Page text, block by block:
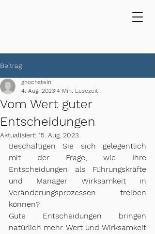
Beitrag
Vom Wert guter
Entscheidungen
ghochstein
4. Aug. 2023 4 Min. Lesezeit
Aktualisiert: 15. Aug. 2023
Beschäftigen Sie sich gelegentlich
mit der Frage, wie Ihre
Entscheidungen als Führungskräfte
und Manager Wirksamkeit in
Veränderungsprozessen treiben
können?
Gute Entscheidungen bringen
natürlich mehr Wert und Wirksamkeit